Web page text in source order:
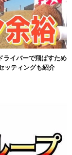
ライバーで飛ばすため
ッティングも紹介